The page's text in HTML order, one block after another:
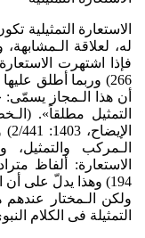
الاستعارة
له، لعلاقة
فإذا اشتهرت
266) وربما أطلق
أن هذا الـمجاز
الـمرکب والتمثیل،
194) وهذا یدلّ علی
ولکن الـمختار
التمثیلة فی الکلام